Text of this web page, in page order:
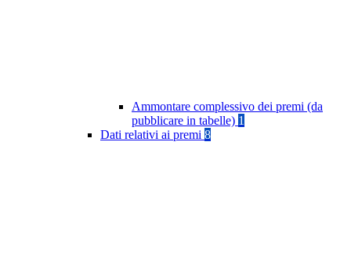
Ammontare complessivo dei premi (da
pubblicare in tabelle) 1
Dati relativi ai premi 8